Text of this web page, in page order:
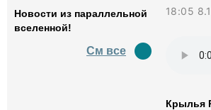
Новости из параллельной
вселенной!
См все
18:05
Крылья